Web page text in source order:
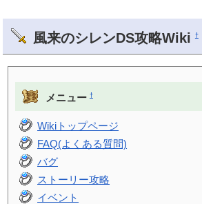
風来のシレンDS攻略Wiki †
メニュー †
Wikiトップページ
FAQ(よくある質問)
バグ
ストーリー攻略
イベント